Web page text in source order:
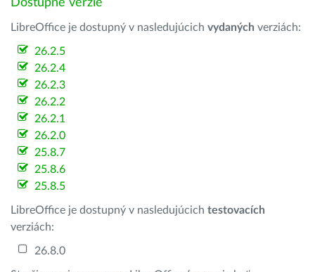
Dostupné verzie
LibreOffice je dostupný v nasledujúcich vydaných verziách:
26.2.5
26.2.4
26.2.3
26.2.2
26.2.1
26.2.0
25.8.7
25.8.6
25.8.5
LibreOffice je dostupný v nasledujúcich testovacích
verziách:
26.8.0